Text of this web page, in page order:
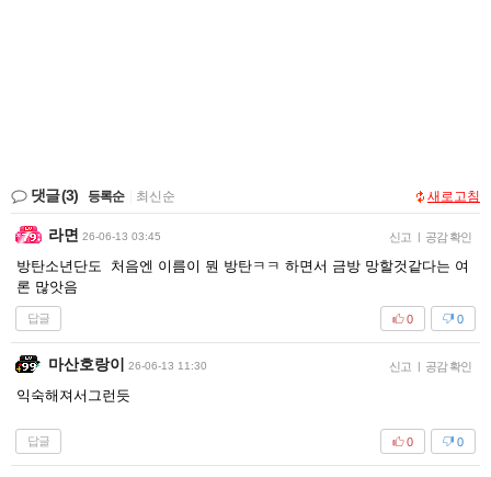
댓글(3) 등록순 최신순 새로고침
라면 26-06-13 03:45 신고 | 공감 확인
방탄소년단도 처음엔 이름이 뭔 방탄ㅋㅋ 하면서 금방 망할것같다는 여
론 많앗음
답글 0
0
마산호랑이 26-06-13 11:30 신고 | 공감 확인
익숙해져서그런듯
답글 0
0